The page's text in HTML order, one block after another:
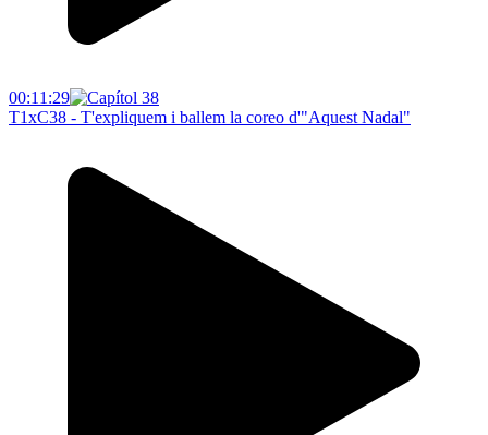
00:11:29
T1xC38 - T'expliquem i ballem la coreo d'"Aquest Nadal"